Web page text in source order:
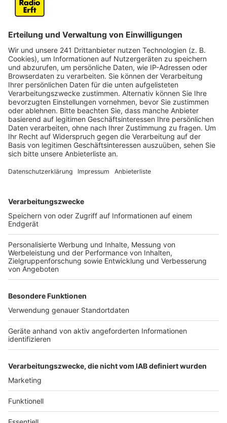
Video-Service zu laden!
Wir verwenden einen Service eines
Drittanbieters, um Videoinhalte
einzubetten. Dieser Service kann
Daten zu Ihren Aktivitäten
sammeln. Bitte lesen Sie die
Details durch und stimmen Sie der
Nutzung des Service zu, um dieses
Video anzusehen.
Mehr Informationen
powered by
richtig.
Es können auch eher unkonventionelle Dinge damit
verpackt werden, eine Flasche beispielsweise.
"Geschenke mit Ecken und Kanten gehen auch. Der
Stoff passt sich an und ist flexibel. Es muss nicht nur
ein Buch oder Spiel mit geraden Kanten sein", erklärt
Steffi. Der Stoff muss nicht extra gekauft werden, wie
Küchentücher verwendet werden oder auch, wenn er
nicht mehr gebraucht wird, ein Schal. Selbst T-Shirts
könnten als Stoff-Grundlage gut passen."
Autoren: Nina Tenhaef & Joachim Schultheis
Anzeige